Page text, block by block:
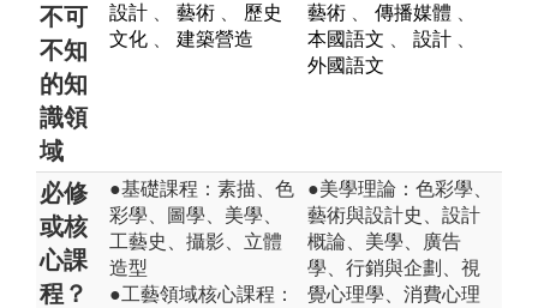
不可
不知
的知
識領
域
設計 藝術
歷史
文化
建築營造
藝術 傳播媒體
本國語文
設計
外國語文
必修
或核
心課
程？
●基礎課程：素描、色
彩學、圖學、美學、
工藝史、攝影、立體
造型
●工藝領域核心課程：
●美學理論：色彩學、
藝術與設計史、設計
概論、美學、廣告
學、行銷與企劃、視
覺心理學、消費心理